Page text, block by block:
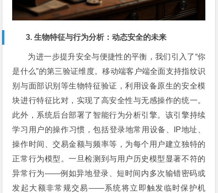
3. 生物特征与行为分析：动态安全的未来
为进一步提升安全与便捷性的平衡，我们引入了“你
是什么”的第三验证维度。移动端客户端全面支持指纹识
别与面部识别等生物特征验证，利用设备原生的安全模
块进行特征比对，实现了高安全性与无感操作的统一。
此外，系统后台部署了智能行为分析引擎。该引擎持续
学习用户的操作习惯，包括登录地常用设备、IP地址、
操作时间、交易金额与频率等，为每个用户建立独特的
正常行为模型。一旦检测到与用户历史模型显著不符的
异常行为——例如异地登录、短时间内多次输错密码或
发起大额非常规交易——系统将立即触发临时保护机